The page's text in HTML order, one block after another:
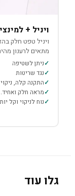
ויניל +
ויניל טפט חלק
מתאים לרענון
ניתן לשטיפה
נגד שריטות
התקנה קלה,
מראה חלק ואחיד.
נוח לניקוי וקל
גלו עוד